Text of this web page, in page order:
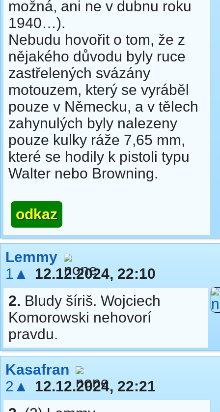
možná, ani ne v dubnu roku
1940…).
Nebudu hovořit o tom, že z
nějakého důvodu byly ruce
zastřelených svázány
motouzem, který se vyráběl
pouze v Německu, a v tělech
zahynulých byly nalezeny
pouze kulky ráže 7,65 mm,
které se hodily k pistoli typu
Walter nebo Browning.
odkaz
Lemmy
1▲
12.12.2024, 22:10
2. Bludy šíriš. Wojciech
Komorowski nehovorí
pravdu.
Kasafran
2▲
12.12.2024, 22:21